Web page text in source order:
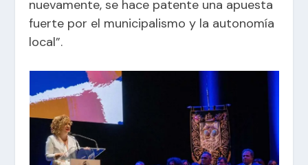
nuevamente, se hace patente una apuesta
fuerte por el municipalismo y la autonomía
local”.